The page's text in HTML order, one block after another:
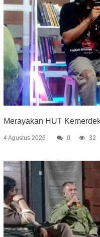
Merayakan HUT
4 Agustus 2026 0 32